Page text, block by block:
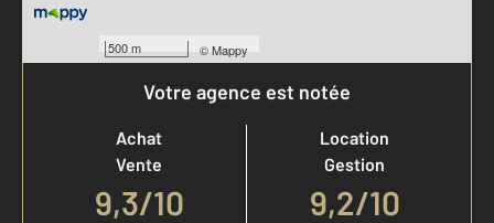
500 m ©Mappy
Votre agence est notée
Achat
Vente
9,3/10
Location
Gestion
9,2/10